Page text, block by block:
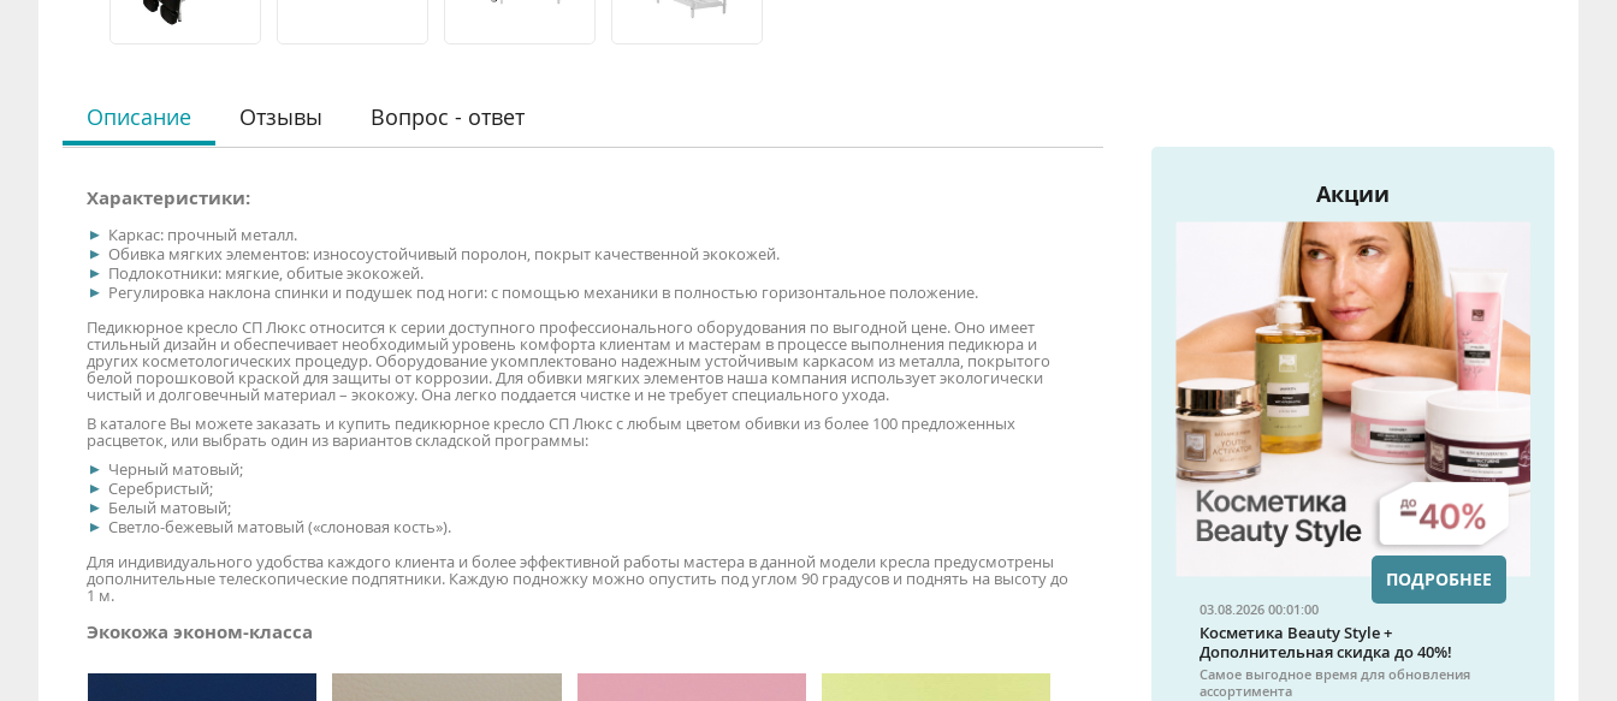
Описание
Характеристики:
Каркас: прочный металл.
Обивка мягких элементов: износоустойчивый поролон, покрыт качественной экокожей.
Подлокотники: мягкие, обитые экокожей.
Регулировка наклона спинки и подушек под ноги: с помощью механики в полностью горизонтальное положение.
Педикюрное кресло СП Люкс относится к серии доступного профессионального оборудования по выгодной цене. Оно имеет
стильный дизайн и обеспечивает необходимый уровень комфорта клиентам и мастерам в процессе выполнения педикюра и
других косметологических процедур. Оборудование укомплектовано надежным устойчивым каркасом из металла, покрытого
белой порошковой краской для защиты от коррозии. Для обивки мягких элементов наша компания использует экологически
чистый и долговечный материал – экокожу. Она легко поддается чистке и не требует специального ухода.
В каталоге Вы можете заказать и купить педикюрное кресло СП Люкс с любым цветом обивки из более 100 предложенных
расцветок, или выбрать один из вариантов складской программы:
Черный матовый;
Серебристый;
Белый матовый;
Светло-бежевый матовый («слоновая кость»).
Для индивидуального удобства каждого клиента и более эффективной работы мастера в данной модели кресла предусмотрены
дополнительные телескопические подпятники. Каждую подножку можно опустить под углом 90 градусов и поднять на высоту до
1 м.
Экокожа эконом-класса
Отзывы Вопрос - ответ
Акции
03.08.2026 00:01:00
Косметика Beauty Style +
Дополнительная скидка до 40%!
Самое выгодное время для обновления
ассортимента
ПОДРОБНЕЕ